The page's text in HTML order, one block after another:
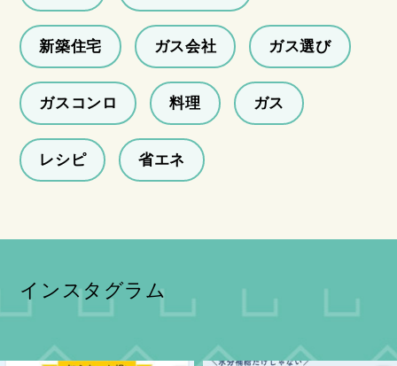
新築住宅 ガス会社 ガス選び
ガスコンロ 料理 ガス
レシピ 省エネ
インスタグラム